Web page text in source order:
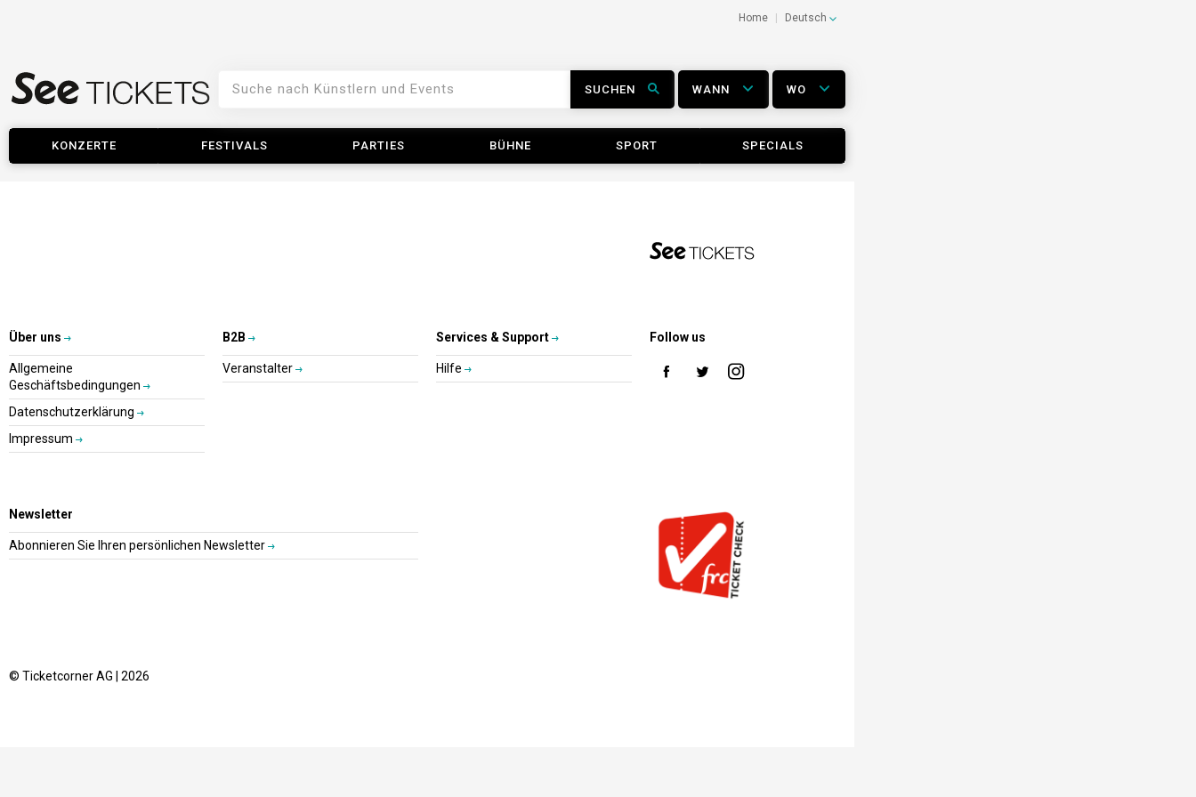
Home Deutsch
SUCHEN WANN WO
KONZERTE FESTIVALS PARTIES BÜHNE SPORT SPECIALS
Über uns
Allgemeine
Geschäftsbedingungen
Datenschutzerklärung
Impressum
B2B
Veranstalter
Services & Support
Hilfe
Follow us
Newsletter
Abonnieren Sie Ihren persönlichen Newsletter
© Ticketcorner AG | 2026